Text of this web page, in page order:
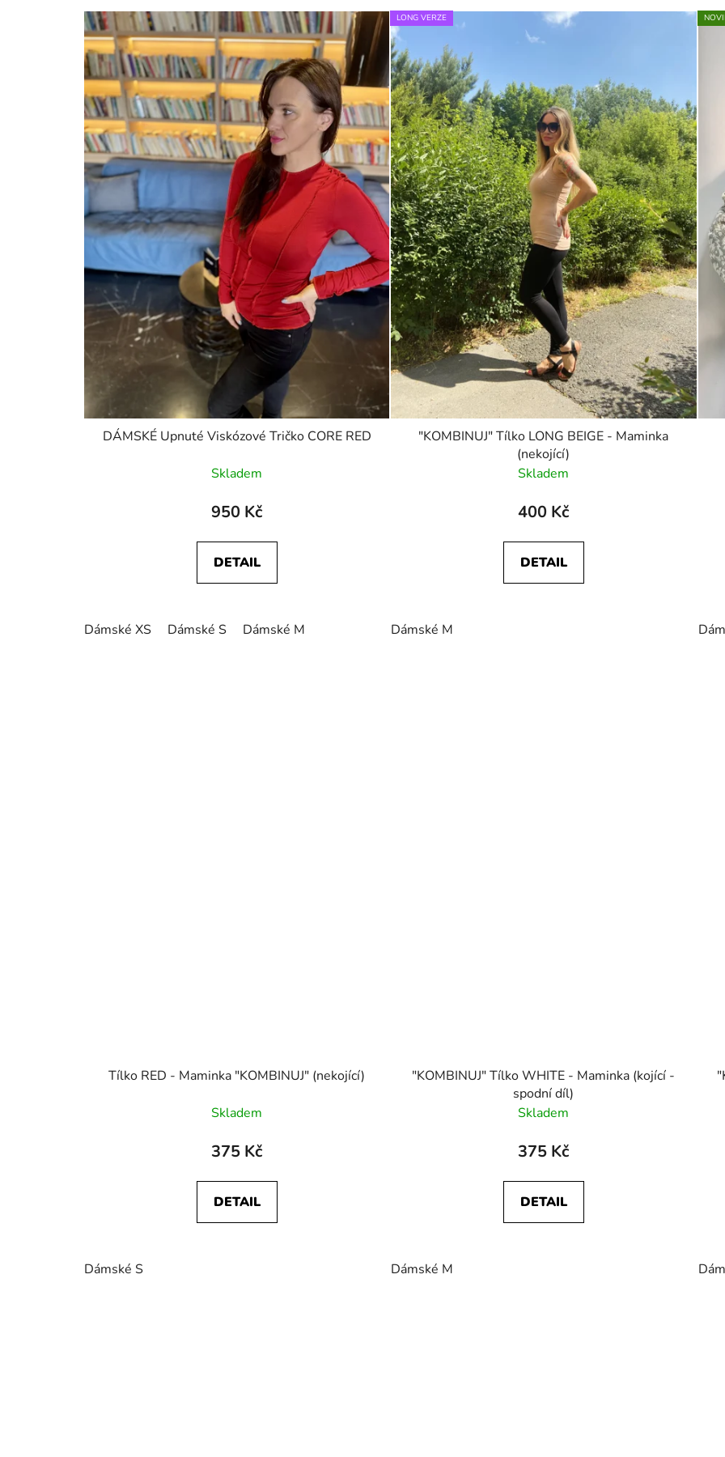
DÁMSKÉ Upnuté Viskózové Tričko CORE RED
Skladem
950 Kč
DETAIL
Dámské XS Dámské S Dámské M
LONG VERZE
"KOMBINUJ" Tílko LONG BEIGE - Maminka
(nekojící)
Skladem
400 Kč
DETAIL
Dámské M
Tílko RED - Maminka "KOMBINUJ" (nekojící)
Skladem
375 Kč
DETAIL
Dámské S
"KOMBINUJ" Tílko WHITE - Maminka (kojící -
spodní díl)
Skladem
375 Kč
DETAIL
Dámské M